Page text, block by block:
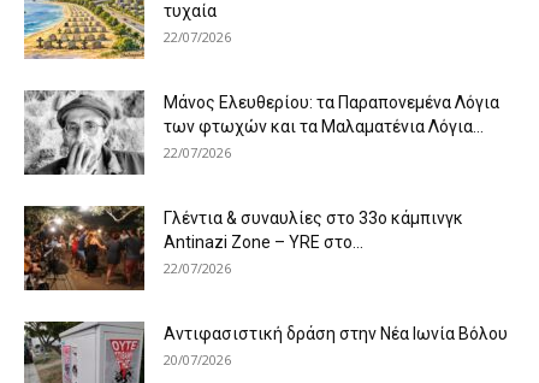
τυχαία
22/07/2026
Μάνος Ελευθερίου: τα Παραπονεμένα Λόγια
των φτωχών και τα Μαλαματένια Λόγια...
22/07/2026
Γλέντια & συναυλίες στο 33ο κάμπινγκ
Antinazi Zone – YRE στο...
22/07/2026
Αντιφασιστική δράση στην Νέα Ιωνία Βόλου
20/07/2026